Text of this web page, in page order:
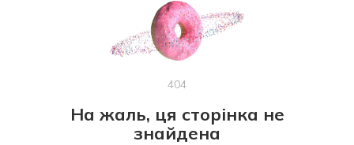
404
На жаль, ця сторінка не
знайдена